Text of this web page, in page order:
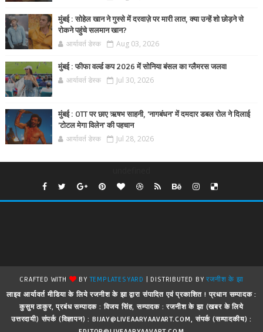
मुंबई : सोहेल खान ने गुस्से में दरवाज़े पर मारी लात, क्या उन्हें शो छोड़ने से
रोकने पहुंचे सलमान खान?
आर्यावर्त डेस्क Aug 03, 2026
मुंबई : फीफा वर्ल्ड कप 2026 में सोनिया बंसल का ग्लैमरस जलवा
आर्यावर्त डेस्क Jul 30, 2026
मुंबई : OTT पर छाए ऋषभ साहनी, 'नागबंधन' में दमदार डबल रोल ने दिलाई
'टोटल मेगा विलेन' की पहचान
आर्यावर्त डेस्क Jul 28, 2026
CRAFTED WITH BYTEMPLATESYARD | DISTRIBUTED BYरजनीश के झा
लाइव आर्यावर्त मीडिया के लिये रजनीश के झा द्वारा संपादित एवं प्रकाशित ! प्रधान सम्पादक :
कुसुम ठाकुर, प्रबंध सम्पादक : विजय सिंह, सम्पादक : रजनीश के झा (खबर के लिये
उत्तरदायी) संपर्क (विज्ञापन) : BIJAY@LIVEAARYAAVART.COM, संपर्क (सम्पादकीय) :